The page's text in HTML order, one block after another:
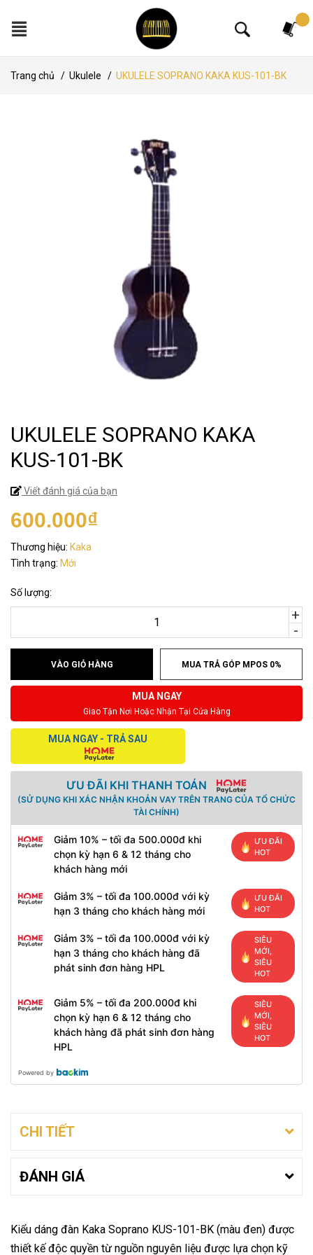
Trang chủ / Ukulele / UKULELE SOPRANO KAKA KUS-101-BK
UKULELE SOPRANO KAKA
KUS-101-BK
Viết đánh giá của bạn
600.000₫
Thương hiệu: Kaka
Tình trạng: Mới
Số lượng:
-
+
VÀO GIỎ HÀNG MUA TRẢ GÓP MPOS 0%
MUA NGAY
Giao Tận Nơi Hoặc Nhận Tại Cửa Hàng
MUA NGAY - TRẢ SAU
ƯU ĐÃI KHI THANH TOÁN
(SỬ DỤNG KHI XÁC NHẬN KHOẢN VAY TRÊN TRANG CỦA TỔ CHỨC
TÀI CHÍNH)
Giảm 10% – tối đa 500.000đ khi
chọn kỳ hạn 6 & 12 tháng cho
khách hàng mới
ƯU ĐÃI
HOT
Giảm 3% – tối đa 100.000đ với kỳ
hạn 3 tháng cho khách hàng mới
ƯU ĐÃI
HOT
Giảm 3% – tối đa 100.000đ với kỳ
hạn 3 tháng cho khách hàng đã
phát sinh đơn hàng HPL
SIÊU
MỚI,
SIÊU
HOT
Giảm 5% – tối đa 200.000đ khi
chọn kỳ hạn 6 & 12 tháng cho
khách hàng đã phát sinh đơn hàng
HPL
SIÊU
MỚI,
SIÊU
HOT
Powered by
CHI TIẾT
ĐÁNH GIÁ
Kiểu dáng đàn Kaka Soprano KUS-101-BK (màu đen) được
thiết kế độc quyền từ nguồn nguyên liệu được lựa chọn kỹ